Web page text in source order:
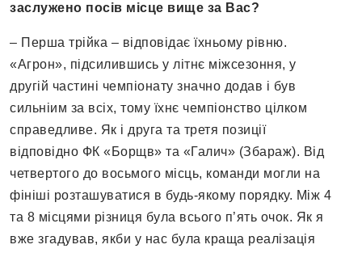
заслужено посів місце вище за Вас?
– Перша трійка – відповідає їхньому рівню.
«Агрон», підсилившись у літнє міжсезоння, у
другій частині чемпіонату значно додав і був
сильніим за всіх, тому їхнє чемпіонство цілком
справедливе. Як і друга та третя позиції
відповідно ФК «Борщв» та «Галич» (Збараж). Від
четвертого до восьмого місць, команди могли на
фініші розташуватися в будь-якому порядку. Між 4
та 8 місцями різниця була всього п’ять очок. Як я
вже згадував, якби у нас була краща реалізація